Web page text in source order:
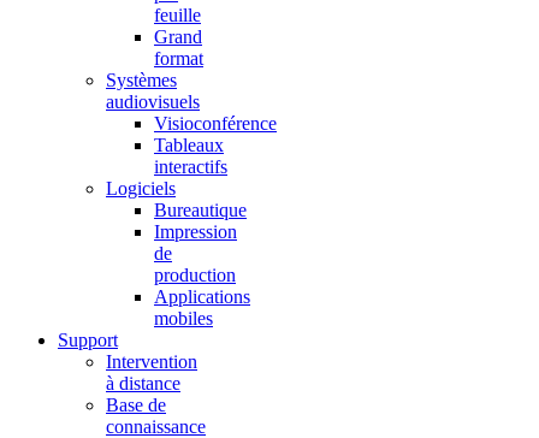
feuille
Grand
format
Systèmes
audiovisuels
Visioconférence
Tableaux
interactifs
Logiciels
Bureautique
Impression
de
production
Applications
mobiles
Support
Intervention
à distance
Base de
connaissance